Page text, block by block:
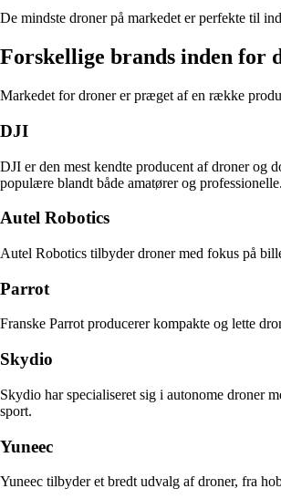
De mindste droner på markedet er perfekte til
Forskellige brands inden for
Markedet for droner er præget af en række
DJI
DJI er den mest kendte producent af droner og
populære blandt både amatører og professionelle.
Autel Robotics
Autel Robotics tilbyder droner med fokus på
Parrot
Franske Parrot producerer kompakte og lette
Skydio
Skydio har specialiseret sig i autonome droner
sport.
Yuneec
Yuneec tilbyder et bredt udvalg af droner, fra